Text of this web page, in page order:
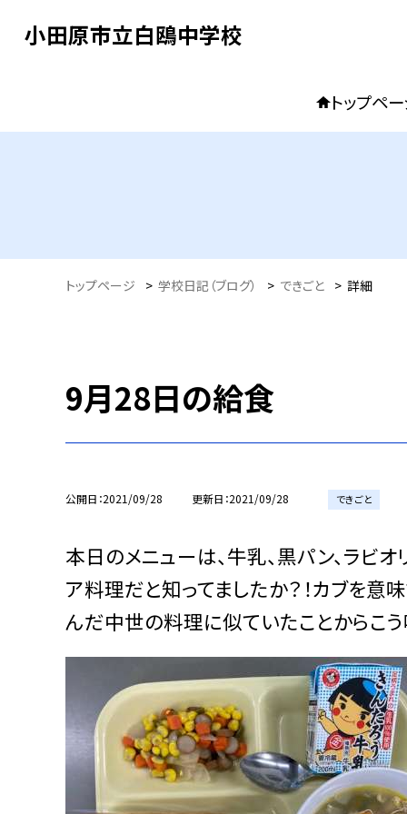
小田原市立白鴎中学校
トップペ
トップページ > 学校日記（ブログ） > できごと > 詳細
9月28日の給食
公開日 2021/09/28 更新日 2021/09/28 できごと
本日のメニューは、牛乳、黒パン、ラビオ
ア料理だと知ってましたか？！カブを意
んだ中世の料理に似ていたことからこう